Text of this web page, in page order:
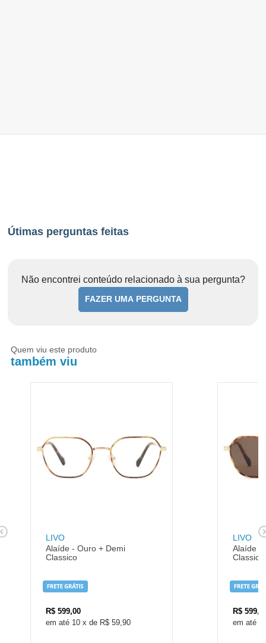
Útimas perguntas feitas
Não encontrei conteúdo relacionado à sua pergunta?
FAZER UMA PERGUNTA
Quem viu este produto
também viu
LIVO
Alaíde - Ouro + Demi
Classico
R$ 599,00
10 x de R$ 59,90
LIVO
Alaíde -
Classico
R$